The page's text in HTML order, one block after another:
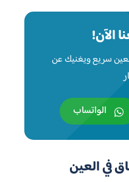
الآن!
سريع ويغنيك عن
الواتساب
في العين